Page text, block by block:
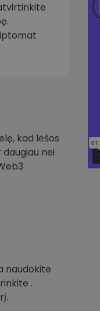
kad lėšos
nei
naudokite
.